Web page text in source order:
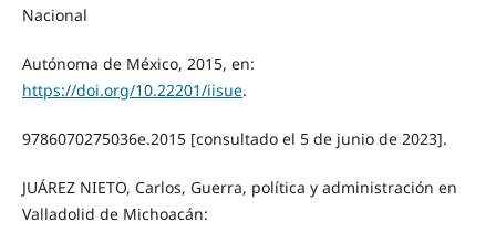
Nacional
Autónoma de México, 2015, en:
https://doi.org/10.22201/iisue.
9786070275036e.2015 [consultado el 5 de junio de 2023].
JUÁREZ NIETO, Carlos, Guerra, política y administración en
Valladolid de Michoacán: